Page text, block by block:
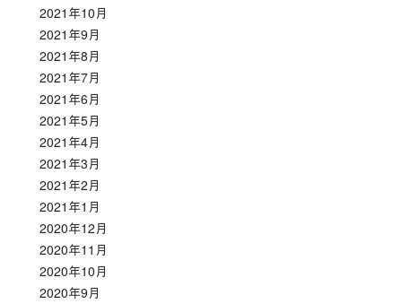
2021年10月
2021年9月
2021年8月
2021年7月
2021年6月
2021年5月
2021年4月
2021年3月
2021年2月
2021年1月
2020年12月
2020年11月
2020年10月
2020年9月